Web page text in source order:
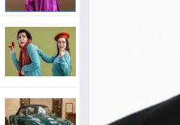
الحكومة
تلفريك عمّان
الأردن
إماراتية في